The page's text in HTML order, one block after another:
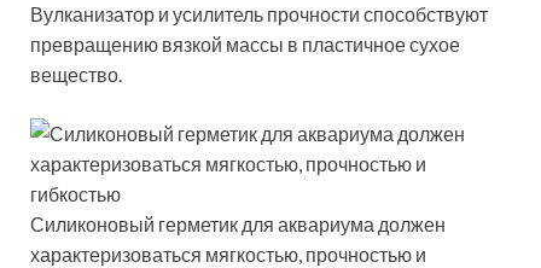
Вулканизатор и усилитель прочности способствуют
превращению вязкой массы в пластичное сухое
вещество.
Силиконовый герметик для аквариума должен
характеризоваться мягкостью, прочностью и